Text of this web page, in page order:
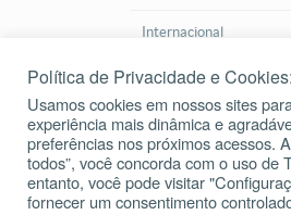
Internacional
cancaonova.com © 2002 – 2026Todos os direitos
Política de Privacidade e Cookies:
Usamos cookies em nossos sites
experiência mais dinâmica e
preferências nos próximos acessos.
todos”, você concorda com o uso de
entanto, você pode visitar
fornecer um consentimento
Inscreva-se em